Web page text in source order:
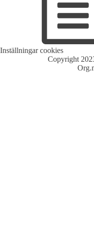
Inställningar cookies
Copyright